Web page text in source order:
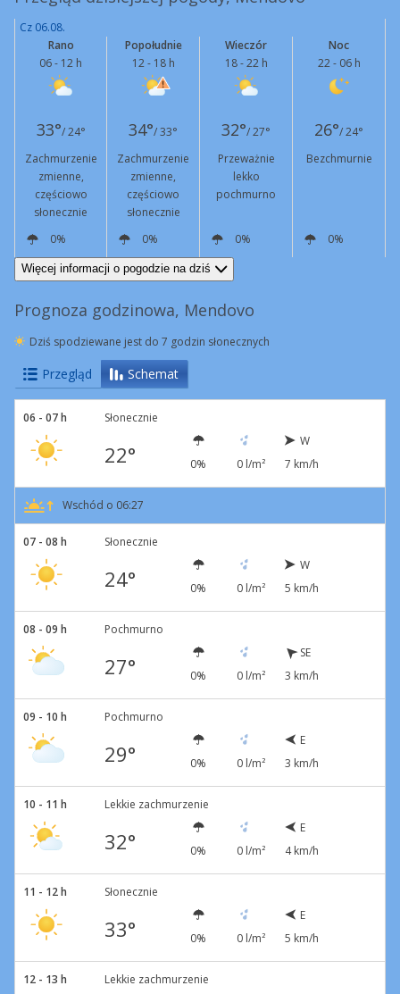
Cz 06.08.
Rano
06 - 12 h
Popołudnie
12 - 18 h
Wieczór
18 - 22 h
Noc
22 - 06 h
33°/ 24° 34°/ 33° 32°/ 27° 26°/ 24°
Zachmurzenie
zmienne,
częściowo
słonecznie
Zachmurzenie
zmienne,
częściowo
słonecznie
Przeważnie
lekko
pochmurno
Bezchmurnie
0% 0% 0%
0%
E
5 km/h SW
7 km/h
Więcej informacji o pogodzie na dziś
Prognoza godzinowa, Mendovo
Dziś spodziewane jest do 7 godzin słonecznych
Przegląd Schemat
06 - 07 h Słonecznie
22° 0% 0 l/m²
W
7 km/h
Wschód o 06:27
07 - 08 h Słonecznie
24° 0% 0 l/m²
W
5 km/h
08 - 09 h Pochmurno
27° 0% 0 l/m²
SE
3 km/h
09 - 10 h Pochmurno
29° 0% 0 l/m²
E
3 km/h
10 - 11 h Lekkie zachmurzenie
32° 0% 0 l/m²
E
4 km/h
11 - 12 h Słonecznie
33° 0% 0 l/m²
E
5 km/h
12 - 13 h Lekkie zachmurzenie